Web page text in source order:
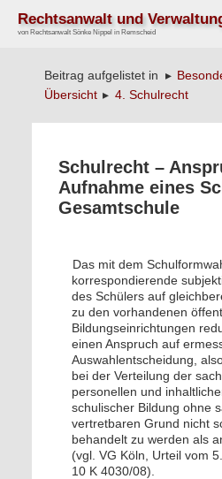
Rechtsanwalt und
von Rechtsanwalt Sönke Nippel in Remscheid
Beitrag aufgelistet in ▸
Übersicht ▸ 4. Schulrecht
Schulrecht –
Aufnahme eines
Gesamtschule
Das mit dem
korrespondierende
des Schülers auf
zu den vorhandenen
Bildungseinrichtungen
einen Anspruch auf
Auswahlentscheidung,
bei der Verteilung der
personellen und
schulischer Bildung ohne
vertretbaren Grund nicht
behandelt zu werden als
(vgl. VG Köln, Urteil vom
10 K 4030/08).